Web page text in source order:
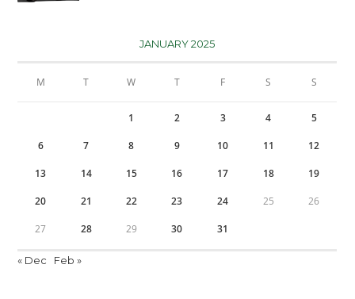
JANUARY 2025
M T W T F S S
1 2 3 4 5
6 7 8 9 10 11 12
13 14 15 16 17 18 19
20 21 22 23 24 25 26
27 28 29 30 31
« Dec Feb »